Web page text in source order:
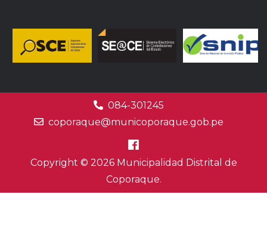
084-301245
coporaque@municoporaque.gob.pe
Copyright © 2026 Municipalidad Distrital de
Coporaque.